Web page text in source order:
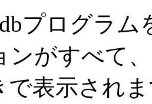
プログラム
ンがすべて
で表示され